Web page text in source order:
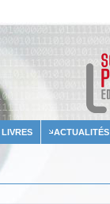
ACTUALITÉS